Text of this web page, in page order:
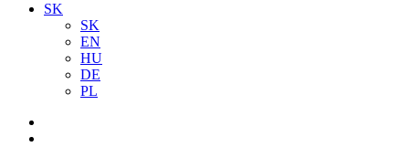
SK
SK
EN
HU
DE
PL